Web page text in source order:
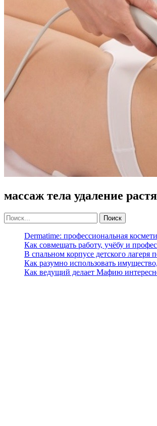
массаж тела удаление
Dermatime: профессиональная
Как совмещать работу, учёбу и
В спальном корпусе детского
Как разумно использовать
Как ведущий делает Мафию